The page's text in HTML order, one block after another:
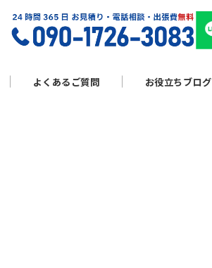
よくあるご質問 お役立ちブログ